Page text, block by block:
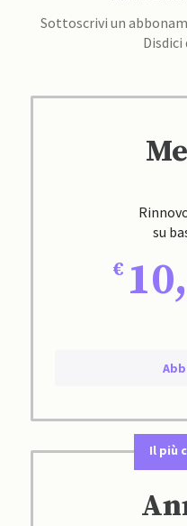
Sottoscrivi un
Disdici
su
Il più